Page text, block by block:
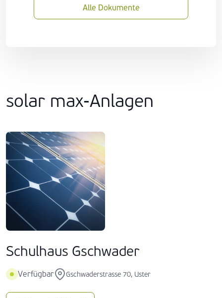
Alle Dokumente
solar max-Anlagen
Schulhaus Gschwader
Verfügbar Gschwaderstrasse 70, Uster